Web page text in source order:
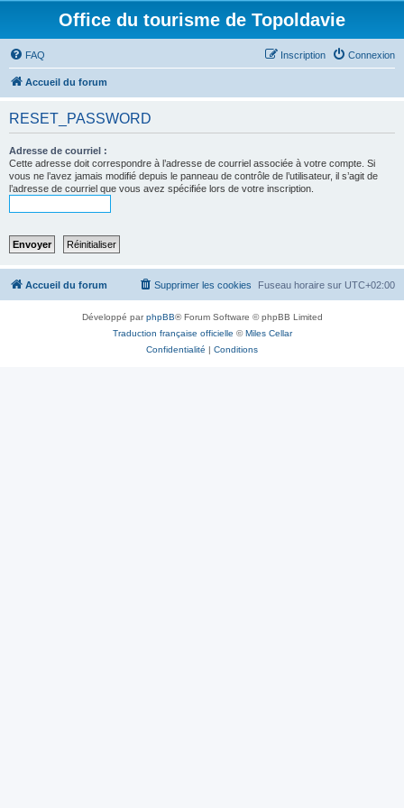
Office du tourisme de Topoldavie
FAQ Connexion
Inscription
Accueil du forum
RESET_PASSWORD
Adresse de courriel :
Cette adresse doit correspondre à l’adresse de courriel associée à votre compte. Si
vous ne l’avez jamais modifié depuis le panneau de contrôle de l’utilisateur, il s’agit de
l’adresse de courriel que vous avez spécifiée lors de votre inscription.
Accueil du forum Fuseau horaire sur UTC+02:00
Supprimer les cookies
Développé parphpBB® Forum Software © phpBB Limited
Traduction française officielle ©Miles Cellar
Confidentialité | Conditions